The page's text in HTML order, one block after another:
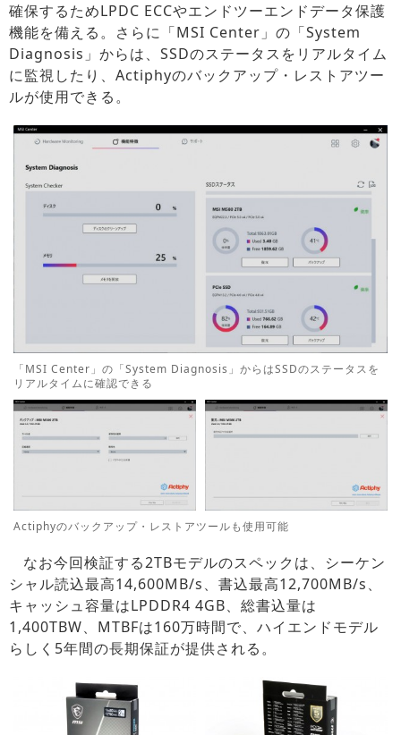
確保するためLPDC ECCやエンドツーエンドデータ保護
機能を備える。さらに「MSI Center」の「System
Diagnosis」からは、SSDのステータスをリアルタイム
に監視したり、Actiphyのバックアップ・レストアツー
ルが使用できる。
「MSI Center」の「System Diagnosis」からはSSDのステータスを
リアルタイムに確認できる
Actiphyのバックアップ・レストアツールも使用可能
なお今回検証する2TBモデルのスペックは、シーケン
シャル読込最高14,600MB/s、書込最高12,700MB/s、
キャッシュ容量はLPDDR4 4GB、総書込量は
1,400TBW、MTBFは160万時間で、ハイエンドモデル
らしく5年間の長期保証が提供される。